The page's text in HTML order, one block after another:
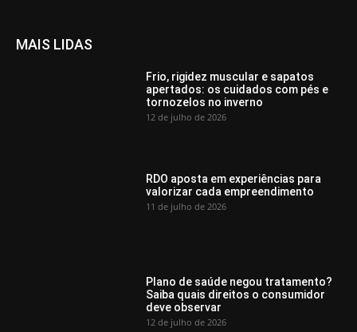
MAIS LIDAS
Frio, rigidez muscular e sapatos
apertados: os cuidados com pés e
tornozelos no inverno
12 de julho de 2026
RDO aposta em experiências para
valorizar cada empreendimento
11 de julho de 2026
Plano de saúde negou tratamento?
Saiba quais direitos o consumidor
deve observar
12 de julho de 2026